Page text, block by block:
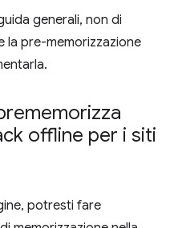
generali, non di
la pre-memorizzazione
offline per i siti
potresti fare